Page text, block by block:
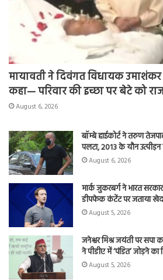
मायावती ने दिवंगत विधायक उमाशंकर
कहा— परिवार की इच्छा पर बेटे को
August 6, 2026
बॉम्बे हाईकोर्ट ने तरुण
पलटा, 2013 के यौन
August 6, 2026
मार्क जुकरबर्ग ने भारत
डीपफेक कंटेंट पर जताया खेद
August 5, 2026
जनेश्वर मिश्र जयंती पर सपा
ने पीडीए में ‘पंडित’ जोड़ने
August 5, 2026